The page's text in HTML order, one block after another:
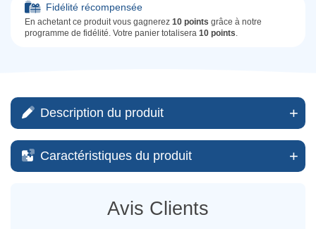
Fidélité récompensée
En achetant ce produit vous gagnerez 10 points grâce à notre
programme de fidélité. Votre panier totalisera 10 points.
Description du produit
Caractéristiques du produit
Avis Clients